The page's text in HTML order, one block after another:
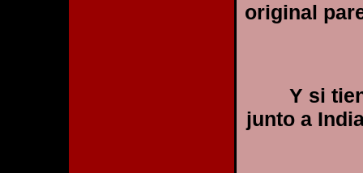
original
Y si
junto a